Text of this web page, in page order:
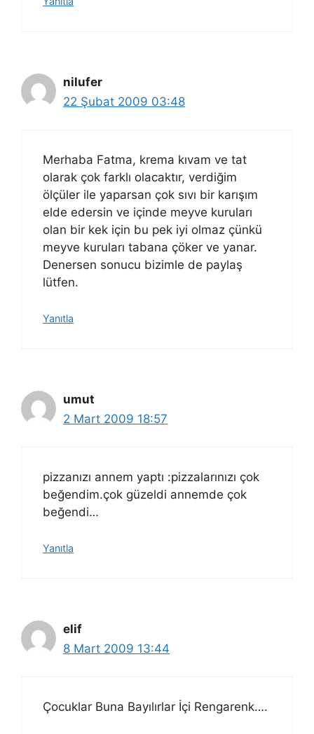
nilufer
22 Şubat 2009 03:48
Merhaba Fatma, krema kıvam ve tat
olarak çok farklı olacaktır, verdiğim
ölçüler ile yaparsan çok sıvı bir karışım
elde edersin ve içinde meyve kuruları
olan bir kek için bu pek iyi olmaz çünkü
meyve kuruları tabana çöker ve yanar.
Denersen sonucu bizimle de paylaş
lütfen.
Yanıtla
umut
2 Mart 2009 18:57
pizzanızı annem yaptı :pizzalarınızı çok
beğendim.çok güzeldi annemde çok
beğendi…
Yanıtla
elif
8 Mart 2009 13:44
Çocuklar Buna Bayılırlar İçi Rengarenk….